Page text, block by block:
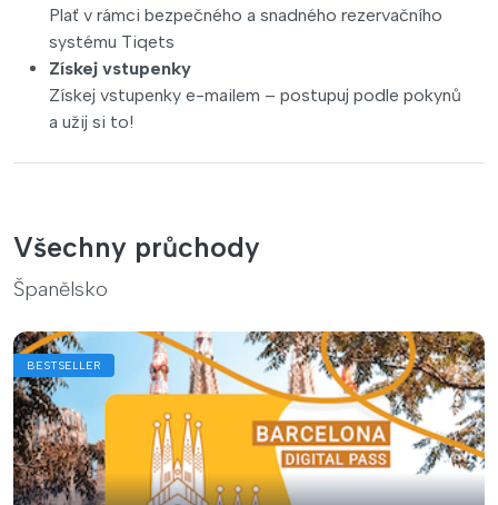
Plať v rámci bezpečného a snadného rezervačního
systému Tiqets
Získej vstupenky
Získej vstupenky e-mailem – postupuj podle pokynů
a užij si to!
Všechny průchody
Španělsko
BESTSELLER